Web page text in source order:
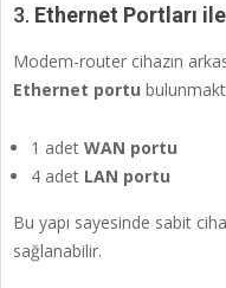
3. Ethernet Portları
Modem-router cihazın
Ethernet portu
1 adet WAN portu
4 adet LAN portu
Bu yapı sayesinde sabit
sağlanabilir.